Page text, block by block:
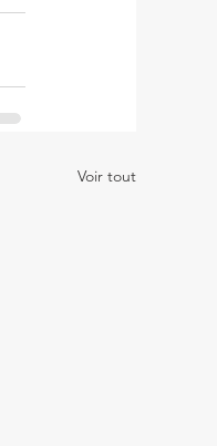
Voir tout